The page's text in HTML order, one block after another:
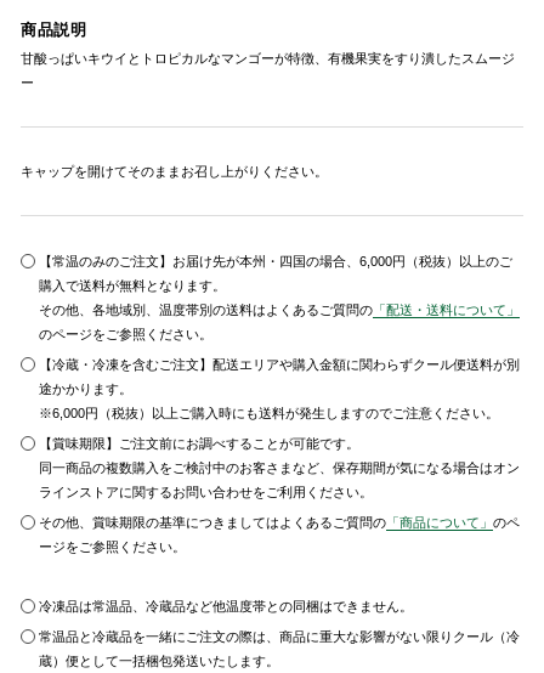
商品説明
甘酸っぱいキウイとトロピカルなマンゴーが特徴、有機果実をすり潰したスムージ
ー
キャップを開けてそのままお召し上がりください。
【常温のみのご注文】お届け先が本州・四国の場合、6,000円（税抜）以上のご
購入で送料が無料となります。
その他、各地域別、温度帯別の送料はよくあるご質問の 「配送・送料について」
のページをご参照ください。
【冷蔵・冷凍を含むご注文】配送エリアや購入金額に関わらずクール便送料が別
途かかります。
※6,000円（税抜）以上ご購入時にも送料が発生しますのでご注意ください。
【賞味期限】ご注文前にお調べすることが可能です。
同一商品の複数購入をご検討中のお客さまなど、保存期間が気になる場合はオン
ラインストアに関するお問い合わせをご利用ください。
その他、賞味期限の基準につきましてはよくあるご質問の 「商品について」のペ
ージをご参照ください。
冷凍品は常温品、冷蔵品など他温度帯との同梱はできません。
常温品と冷蔵品を一緒にご注文の際は、商品に重大な影響がない限りクール（冷
蔵）便として一括梱包発送いたします。